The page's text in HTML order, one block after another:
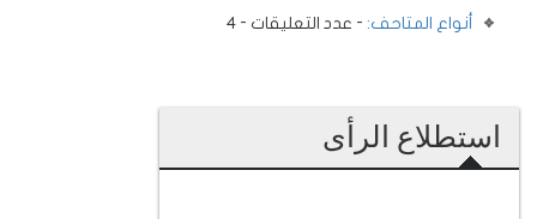
أنواع المتاحف: - عدد التعليقات - 4
استطلاع الرأى